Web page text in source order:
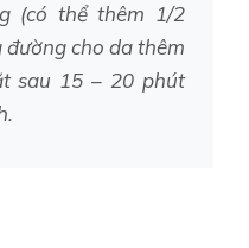
(có thể thêm 1/2
cho da thêm
sau 15 – 20 phút